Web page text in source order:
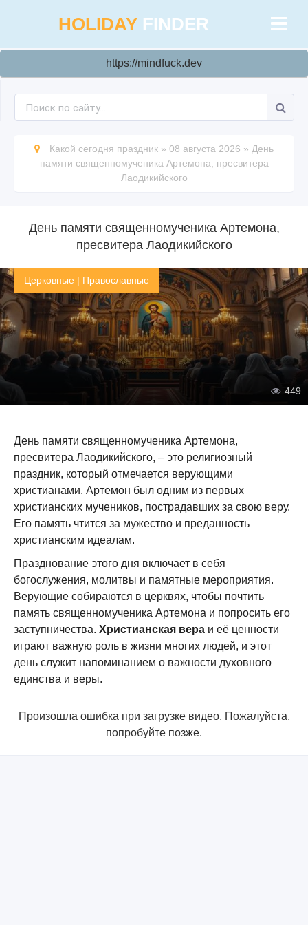
HOLIDAY FINDER
https://mindfuck.dev
Какой сегодня праздник » 08 августа 2026 » День
памяти священномученика Артемона, пресвитера
Лаодикийского
День памяти священномученика Артемона,
пресвитера Лаодикийского
Церковные | Православные
449
День памяти священномученика Артемона,
пресвитера Лаодикийского, – это религиозный
праздник, который отмечается верующими
христианами. Артемон был одним из первых
христианских мучеников, пострадавших за свою веру.
Его память чтится за мужество и преданность
христианским идеалам.
Празднование этого дня включает в себя
богослужения, молитвы и памятные мероприятия.
Верующие собираются в церквях, чтобы почтить
память священномученика Артемона и попросить его
заступничества. Христианская вера и её ценности
играют важную роль в жизни многих людей, и этот
день служит напоминанием о важности духовного
единства и веры.
Произошла ошибка при загрузке видео. Пожалуйста,
попробуйте позже.